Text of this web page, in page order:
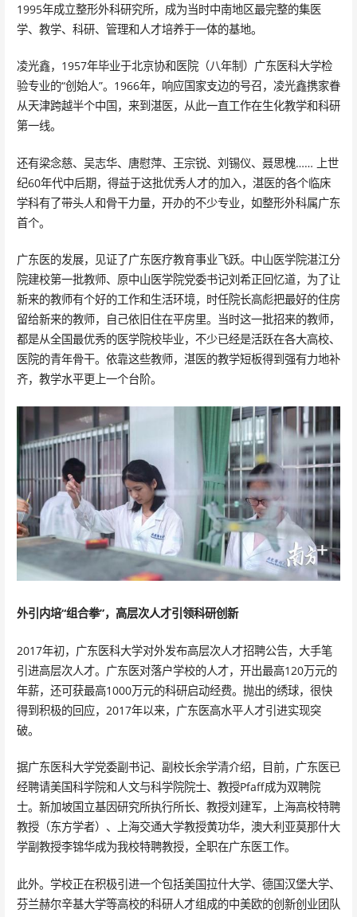
1995年成立整形外科研究所，成为当时中南地区最完整的集医
学、教学、科研、管理和人才培养于一体的基地。
凌光鑫，1957年毕业于北京协和医院（八年制）广东医科大学检
验专业的“创始人”。1966年，响应国家支边的号召，凌光鑫携家眷
从天津跨越半个中国，来到湛医，从此一直工作在生化教学和科研
第一线。
还有梁念慈、吴志华、唐慰萍、王宗锐、刘锡仪、聂思槐…… 上世
纪60年代中后期，得益于这批优秀人才的加入，湛医的各个临床
学科有了带头人和骨干力量，开办的不少专业，如整形外科属广东
首个。
广东医的发展，见证了广东医疗教育事业飞跃。中山医学院湛江分
院建校第一批教师、原中山医学院党委书记刘希正回忆道，为了让
新来的教师有个好的工作和生活环境，时任院长高彪把最好的住房
留给新来的教师，自己依旧住在平房里。当时这一批招来的教师，
都是从全国最优秀的医学院校毕业，不少已经是活跃在各大高校、
医院的青年骨干。依靠这些教师，湛医的教学短板得到强有力地补
齐，教学水平更上一个台阶。
外引内培“组合拳”，高层次人才引领科研创新
2017年初，广东医科大学对外发布高层次人才招聘公告，大手笔
引进高层次人才。广东医对落户学校的人才，开出最高120万元的
年薪，还可获最高1000万元的科研启动经费。抛出的绣球，很快
得到积极的回应，2017年以来，广东医高水平人才引进实现突
破。
据广东医科大学党委副书记、副校长余学清介绍，目前，广东医已
经聘请美国科学院和人文与科学院院士、教授Pfaff成为双聘院
士。新加坡国立基因研究所执行所长、教授刘建军，上海高校特聘
教授（东方学者）、上海交通大学教授黄功华，澳大利亚莫那什大
学副教授李锦华成为我校特聘教授，全职在广东医工作。
此外。学校正在积极引进一个包括美国拉什大学、德国汉堡大学、
芬兰赫尔辛基大学等高校的科研人才组成的中美欧的创新创业团队